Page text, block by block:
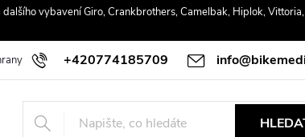
vybavení Giro, Crankbrothers, Camelbak, Hiplok,
+420774185709
osobních údajů